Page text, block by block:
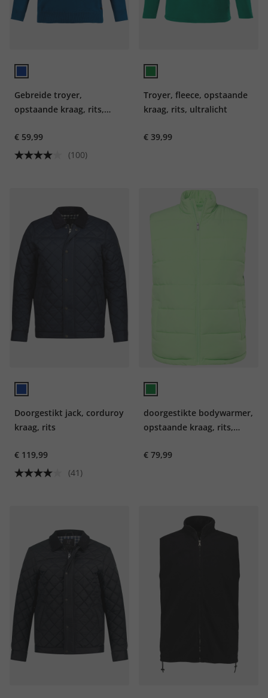
Gebreide troyer,
opstaande kraag, rits,
€ 59,99
(100)
Troyer, fleece, opstaande
kraag, rits, ultralicht
€ 39,99
Doorgestikt jack, corduroy
kraag, rits
€ 119,99
(41)
doorgestikte bodywarmer,
opstaande kraag, rits,
€ 79,99